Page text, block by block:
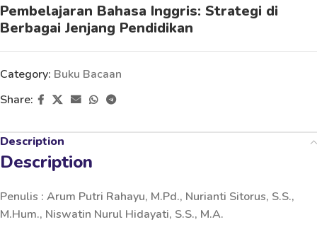
Pembelajaran Bahasa Inggris: Strategi di
Berbagai Jenjang Pendidikan
Category: Buku Bacaan
Share:
Description
Description
Penulis : Arum Putri Rahayu, M.Pd., Nurianti Sitorus, S.S.,
M.Hum., Niswatin Nurul Hidayati, S.S., M.A.